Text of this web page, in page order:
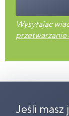
Wysyłając
przetwarzanie
Jeśli masz